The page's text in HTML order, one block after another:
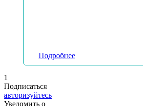
Подробнее
1
Подписаться
авторизуйтесь
Уведомить о